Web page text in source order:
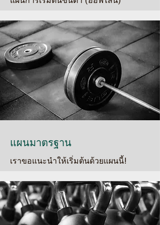
แผนมาตรฐาน
เราขอแนะนำให้เริ่มต้นด้วยแผนนี้!